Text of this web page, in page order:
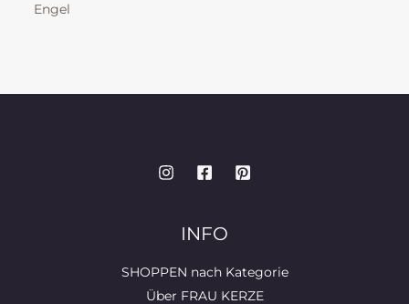
Engel
INFO
SHOPPEN nach Kategorie
Über FRAU KERZE